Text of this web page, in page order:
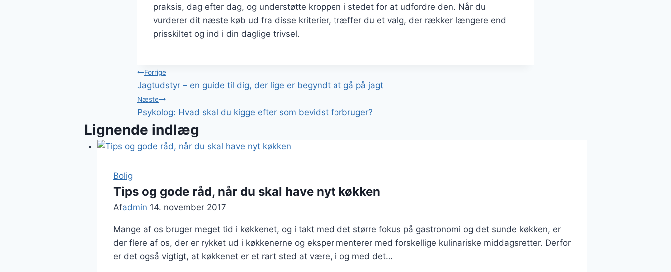
praksis, dag efter dag, og understøtte kroppen i stedet for at udfordre den. Når du
vurderer dit næste køb ud fra disse kriterier, træffer du et valg, der rækker længere end
prisskiltet og ind i din daglige trivsel.
Indlægsnavigation
Forrige
Jagtudstyr – en guide til dig, der lige er begyndt at gå på jagt
Næste
Psykolog: Hvad skal du kigge efter som bevidst forbruger?
Lignende indlæg
Bolig
Tips og gode råd, når du skal have nyt køkken
Afadmin 14. november 2017
Mange af os bruger meget tid i køkkenet, og i takt med det større fokus på gastronomi og det sunde køkken, er
der flere af os, der er rykket ud i køkkenerne og eksperimenterer med forskellige kulinariske middagsretter. Derfor
er det også vigtigt, at køkkenet er et rart sted at være, i og med det…